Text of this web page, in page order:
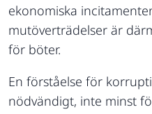
ekonomiska
mutöverträdelser är
för böter.
En förståelse för
nödvändigt, inte minst